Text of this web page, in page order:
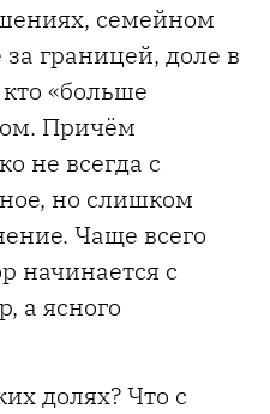
семейном
за границей, доле в
«больше
Причём
не всегда с
но слишком
Чаще всего
начинается с
а ясного
долях? Что с